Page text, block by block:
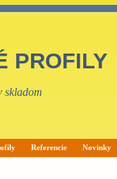
PROFILY
skladom
Referencie Novinky